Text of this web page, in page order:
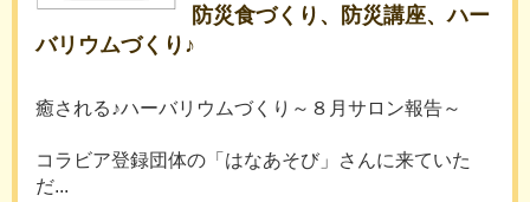
防災食づくり、防災講座、ハー
バリウムづくり♪
癒される♪ハーバリウムづくり～８月サロン報告～
コラビア登録団体の「はなあそび」さんに来ていた
だ...